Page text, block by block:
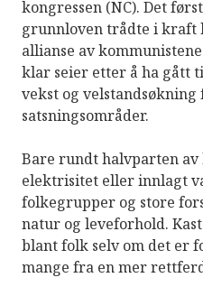
kongressen (NC). Det
grunnloven trådte i kraft
allianse av
klar seier etter å ha gått
vekst og
satsningsområder.
Bare rundt halvparten
elektrisitet eller innlagt
folkegrupper og store
natur og leveforhold.
blant folk selv om det er
mange fra en mer